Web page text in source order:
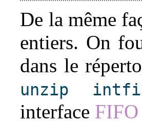
De la même
entiers. On
dans le
unzip
interface FIFO